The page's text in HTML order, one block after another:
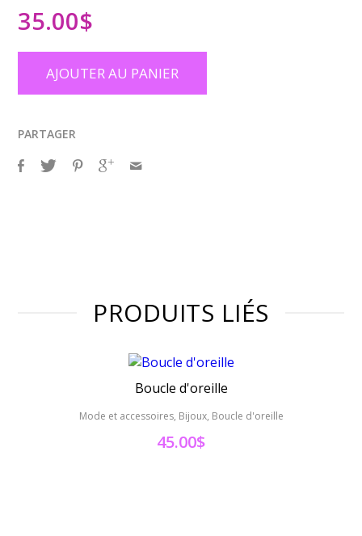
35.00$
AJOUTER AU PANIER
PARTAGER
PRODUITS LIÉS
Boucle d'oreille
Mode et accessoires, Bijoux, Boucle d'oreille
45.00$